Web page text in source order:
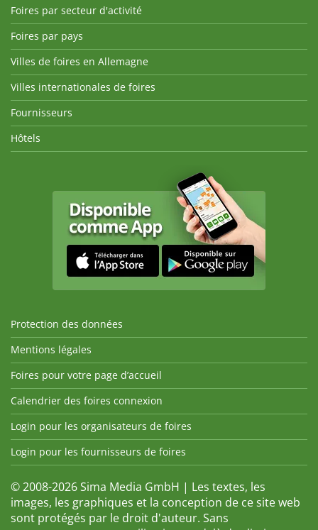
Foires par secteur d'activité
Foires par pays
Villes de foires en Allemagne
Villes internationales de foires
Fournisseurs
Hôtels
Protection des données
Mentions légales
Foires pour votre page d’accueil
Calendrier des foires connexion
Login pour les organisateurs de foires
Login pour les fournisseurs de foires
© 2008-2026 Sima Media GmbH | Les textes, les
images, les graphiques et la conception de ce site web
sont protégés par le droit d'auteur. Sans